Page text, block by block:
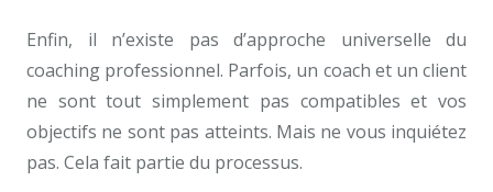
Enfin, il n’existe pas d’approche universelle du
coaching professionnel. Parfois, un coach et un client
ne sont tout simplement pas compatibles et vos
objectifs ne sont pas atteints. Mais ne vous inquiétez
pas. Cela fait partie du processus.